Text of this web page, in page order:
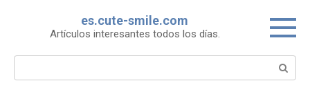
es.cute-smile.com
Artículos interesantes todos los días.
Search: